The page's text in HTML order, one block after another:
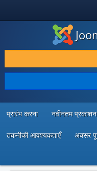
डाउनलोड करें और बढ़ाएं
खोजें और जानें
सामुदायिक समर्थन
डेवलपर संसाधन
प्रारंभ करना नवीनतम प्रकाशन
तकनीकी आवश्यकताएँ अक्सर